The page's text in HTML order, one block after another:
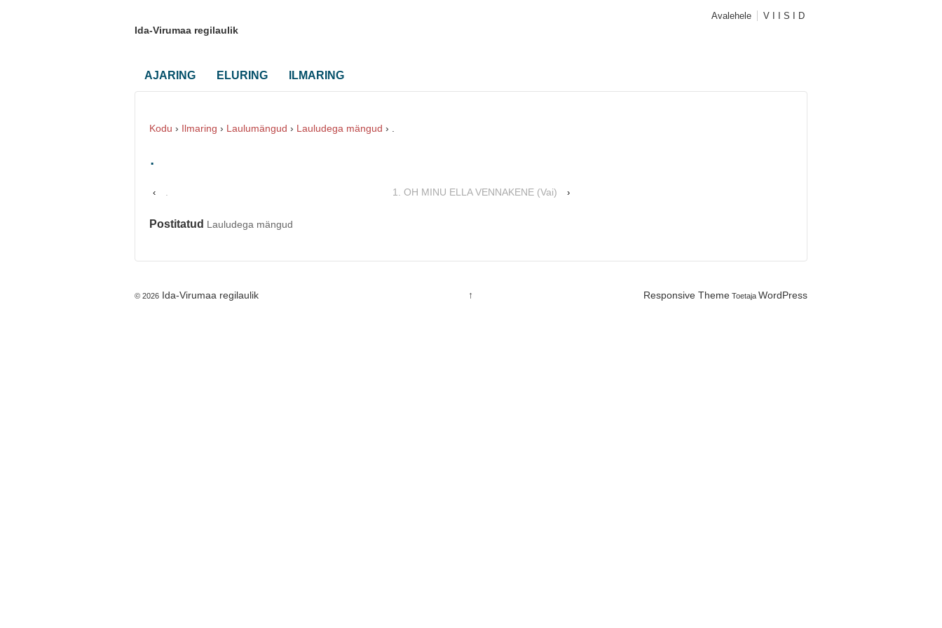
Avalehele V I I S I D
Ida-Virumaa regilaulik
AJARING ELURING ILMARING
Kodu › Ilmaring › Laulumängud › Lauludega mängud ›
.
‹ 1. OH MINU ELLA VENNAKENE (Vai) ›
Postitatud Lauludega mängud
© 2026 Ida-Virumaa regilaulik ↑ Responsive ThemeToetaja WordPress